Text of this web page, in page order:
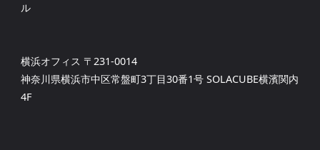
ル
横浜オフィス 〒231-0014
神奈川県横浜市中区常盤町3丁目30番1号 SOLACUBE横濱関内
4F